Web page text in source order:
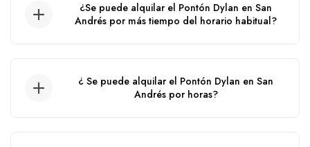
¿Se puede alquilar el Pontón Dylan en San
Andrés por más tiempo del horario habitual?
¿ Se puede alquilar el Pontón Dylan en San
Andrés por horas?